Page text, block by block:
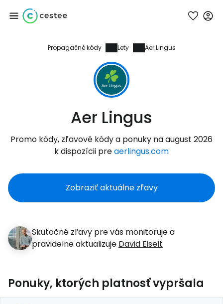
Propagačné kódy Lety Aer Lingus
Aer Lingus
Promo kódy, zľavové kódy a ponuky na august 2026
k dispozícii preaerlingus.com
Zobraziť aktuálne zľavy
Skutočné zľavy pre vás monitoruje a
pravidelne aktualizuje David Eiselt
Ponuky, ktorých platnosť vypršala
Prihláste sa do
služby Cestee
... celosvetovej komunity cestovateľov
Pokračovať so službou Google
Pokračovať na Facebooku